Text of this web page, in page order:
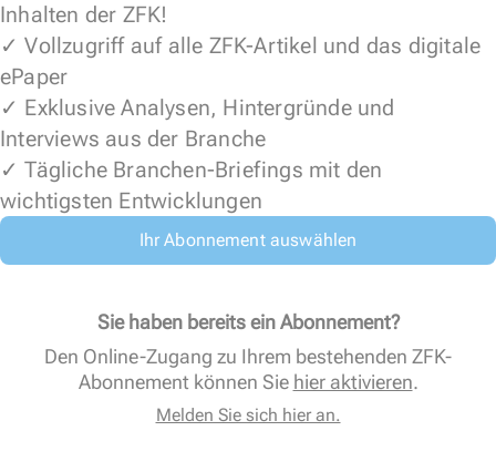
Inhalten der ZFK!
✓ Vollzugriff auf alle ZFK-Artikel und das digitale
ePaper
✓ Exklusive Analysen, Hintergründe und
Interviews aus der Branche
✓ Tägliche Branchen-Briefings mit den
wichtigsten Entwicklungen
Ihr Abonnement auswählen
Sie haben bereits ein Abonnement?
Den Online-Zugang zu Ihrem bestehenden ZFK-
Abonnement können Sie hier aktivieren.
Melden Sie sich hier an.